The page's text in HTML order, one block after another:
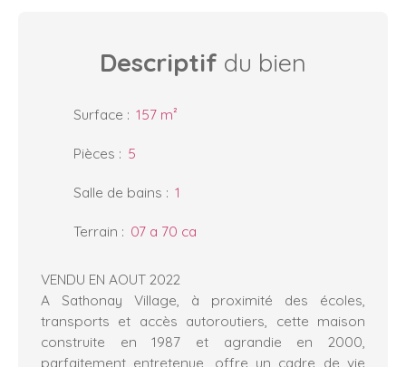
Descriptif du bien
Surface : 157 m²
Pièces : 5
Salle de bains : 1
Terrain : 07 a 70 ca
VENDU EN AOUT 2022
A Sathonay Village, à proximité des écoles,
transports et accès autoroutiers, cette maison
construite en 1987 et agrandie en 2000,
parfaitement entretenue, offre un cadre de vie